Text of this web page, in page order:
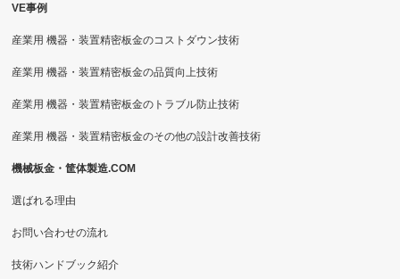
VE事例
産業用 機器・装置精密板金のコストダウン技術
産業用 機器・装置精密板金の品質向上技術
産業用 機器・装置精密板金のトラブル防止技術
産業用 機器・装置精密板金のその他の設計改善技術
機械板金・筐体製造.COM
選ばれる理由
お問い合わせの流れ
技術ハンドブック紹介